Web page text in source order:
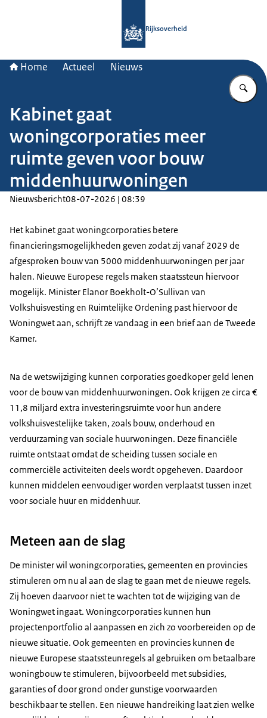
Rijksoverheid
Home Actueel Nieuws
Kabinet gaat
woningcorporaties meer
ruimte geven voor bouw
middenhuurwoningen
Nieuwsbericht08-07-2026 | 08:39
Het kabinet gaat woningcorporaties betere
financieringsmogelijkheden geven zodat zij vanaf 2029 de
afgesproken bouw van 5000 middenhuurwoningen per jaar
halen. Nieuwe Europese regels maken staatssteun hiervoor
mogelijk. Minister Elanor Boekholt-O’Sullivan van
Volkshuisvesting en Ruimtelijke Ordening past hiervoor de
Woningwet aan, schrijft ze vandaag in een brief aan de Tweede
Kamer.
Na de wetswijziging kunnen corporaties goedkoper geld lenen
voor de bouw van middenhuurwoningen. Ook krijgen ze circa €
11,8 miljard extra investeringsruimte voor hun andere
volkshuisvestelijke taken, zoals bouw, onderhoud en
verduurzaming van sociale huurwoningen. Deze financiële
ruimte ontstaat omdat de scheiding tussen sociale en
commerciële activiteiten deels wordt opgeheven. Daardoor
kunnen middelen eenvoudiger worden verplaatst tussen inzet
voor sociale huur en middenhuur.
Meteen aan de slag
De minister wil woningcorporaties, gemeenten en provincies
stimuleren om nu al aan de slag te gaan met de nieuwe regels.
Zij hoeven daarvoor niet te wachten tot de wijziging van de
Woningwet ingaat. Woningcorporaties kunnen hun
projectenportfolio al aanpassen en zich zo voorbereiden op de
nieuwe situatie. Ook gemeenten en provincies kunnen de
nieuwe Europese staatssteunregels al gebruiken om betaalbare
woningbouw te stimuleren, bijvoorbeeld met subsidies,
garanties of door grond onder gunstige voorwaarden
beschikbaar te stellen. Een nieuwe handreiking laat zien welke